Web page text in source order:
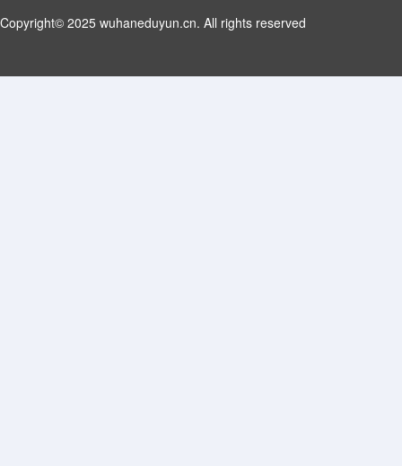
Copyright© 2025 wuhaneduyun.cn. All rights reserved